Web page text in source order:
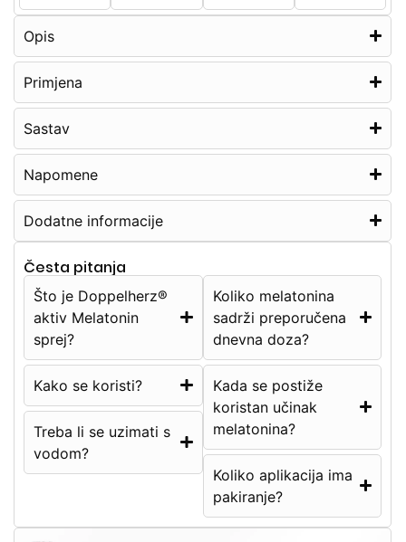
Opis
Primjena
Sastav
Napomene
Dodatne informacije
Česta pitanja
Što je Doppelherz®
aktiv Melatonin
sprej?
Kako se koristi?
Treba li se uzimati s
vodom?
Koliko melatonina
sadrži preporučena
dnevna doza?
Kada se postiže
koristan učinak
melatonina?
Koliko aplikacija ima
pakiranje?